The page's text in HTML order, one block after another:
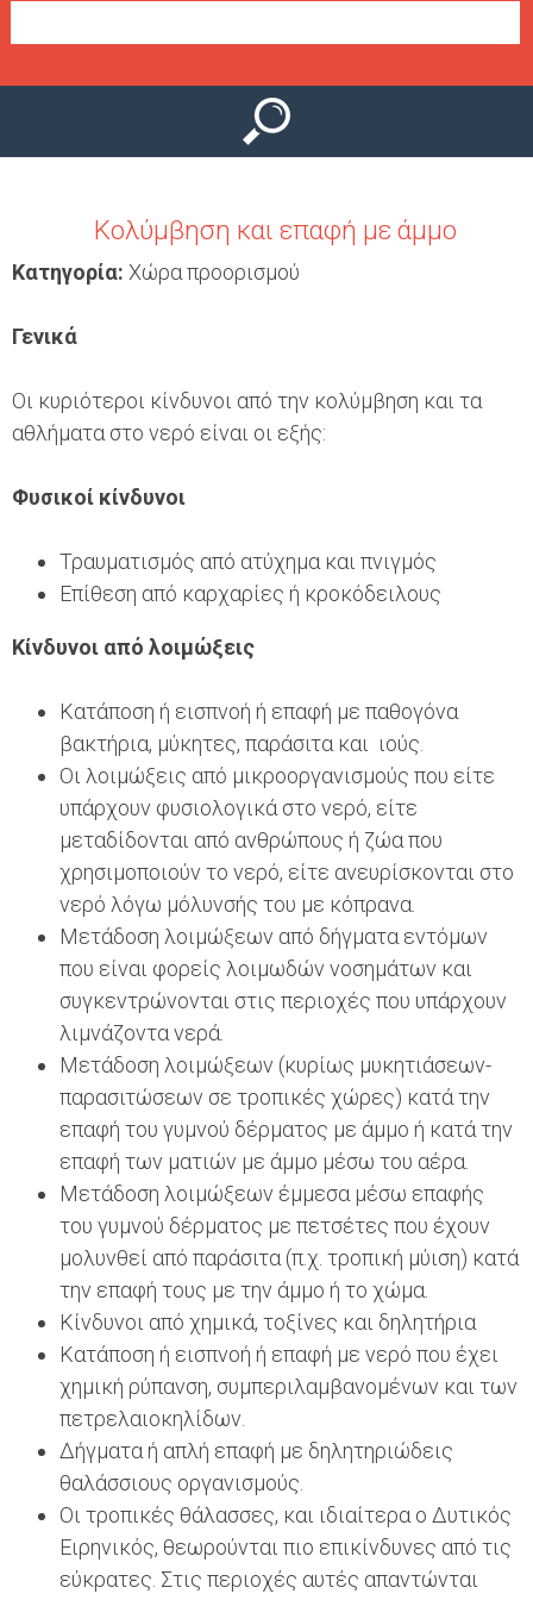
ε
ύ
Κολύμβηση και επαφή με άμμο
Κατηγορία: Χώρα προορισμού
Γενικά
Οι κυριότεροι κίνδυνοι από την κολύμβηση και τα
αθλήματα στο νερό είναι οι εξής:
Φυσικοί κίνδυνοι
Τραυματισμός από ατύχημα και πνιγμός
Επίθεση από καρχαρίες ή κροκόδειλους
Κίνδυνοι από λοιμώξεις
Κατάποση ή εισπνοή ή επαφή με παθογόνα
βακτήρια, μύκητες, παράσιτα και ιούς.
Οι λοιμώξεις από μικροοργανισμούς που είτε
υπάρχουν φυσιολογικά στο νερό, είτε
μεταδίδονται από ανθρώπους ή ζώα που
χρησιμοποιούν το νερό, είτε ανευρίσκονται στο
νερό λόγω μόλυνσής του με κόπρανα.
Μετάδοση λοιμώξεων από δήγματα εντόμων
που είναι φορείς λοιμωδών νοσημάτων και
συγκεντρώνονται στις περιοχές που υπάρχουν
λιμνάζοντα νερά.
Μετάδοση λοιμώξεων (κυρίως μυκητιάσεων-
παρασιτώσεων σε τροπικές χώρες) κατά την
επαφή του γυμνού δέρματος με άμμο ή κατά την
επαφή των ματιών με άμμο μέσω του αέρα.
Μετάδοση λοιμώξεων έμμεσα μέσω επαφής
του γυμνού δέρματος με πετσέτες που έχουν
μολυνθεί από παράσιτα (π.χ. τροπική μύιση) κατά
την επαφή τους με την άμμο ή το χώμα.
Κίνδυνοι από χημικά, τοξίνες και δηλητήρια
Κατάποση ή εισπνοή ή επαφή με νερό που έχει
χημική ρύπανση, συμπεριλαμβανομένων και των
πετρελαιοκηλίδων.
Δήγματα ή απλή επαφή με δηλητηριώδεις
θαλάσσιους οργανισμούς.
Οι τροπικές θάλασσες, και ιδιαίτερα ο Δυτικός
Ειρηνικός, θεωρούνται πιο επικίνδυνες από τις
εύκρατες. Στις περιοχές αυτές απαντώνται